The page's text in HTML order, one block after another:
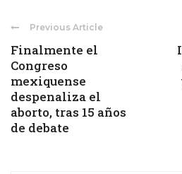
Previous Article
Finalmente el
Congreso
mexiquense
despenaliza el
aborto, tras 15 años
de debate